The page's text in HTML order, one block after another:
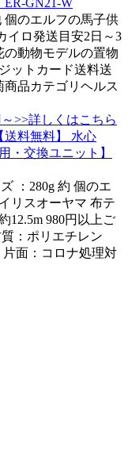
GN21-W
個のエルフの馬子供
イロ発送目安2日～3
の動物モデルの置物
ットカード送料送
品カテゴリヘルス
>>詳しくはこちら
送料無料】 水心
・交換ユニット】
：280g 約 個のエ
リスオーヤマ 布テ
12.5m 980円以上ご
：ポリエチレン
面：コロナ処理対